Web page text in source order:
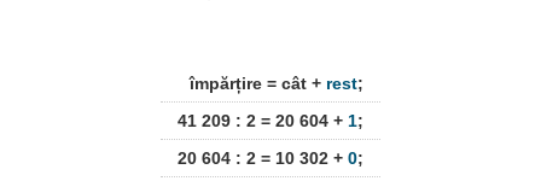
împărțire = cât + rest;
41 209 : 2 = 20 604 + 1;
20 604 : 2 = 10 302 + 0;